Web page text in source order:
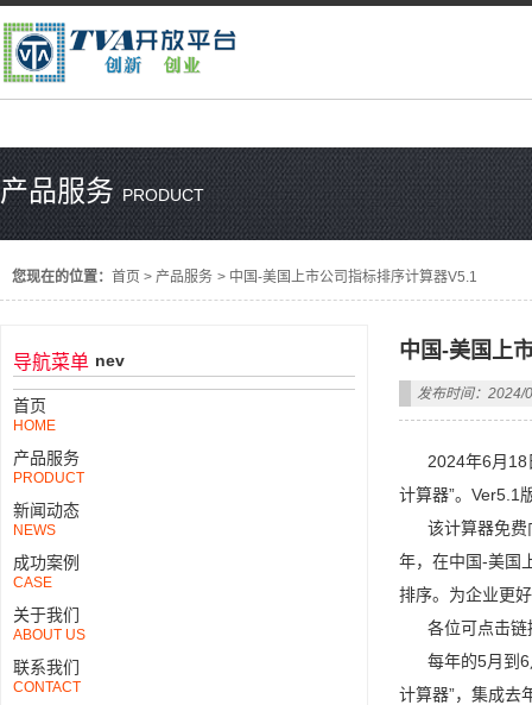
产品服务PRODUCT
您现在的位置： 首页 > 产品服务 > 中国-美国上市公司指标排序计算器V5.1
导航菜单 nev
首页
HOME
产品服务
PRODUCT
新闻动态
NEWS
成功案例
CASE
关于我们
ABOUT US
联系我们
CONTACT
中国-美国上
发布时间：2024/
2024年6月18日
计算器”。Ver5.1
该计算器免费
年，在中国-美国
排序。为企业更
各位可点击链
每年的5月到6
计算器”，集成去